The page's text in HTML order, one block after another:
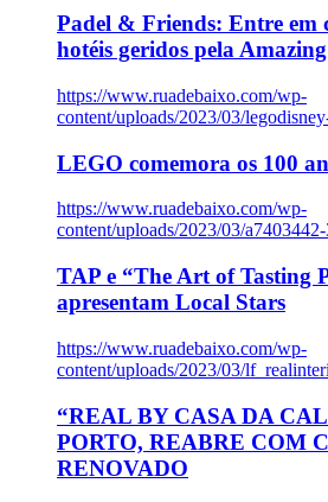
Padel & Friends: Entre em
hotéis geridos pela
https://www.ruadebaixo.com/wp-
content/uploads/2023/03/
LEGO comemora os 100
https://www.ruadebaixo.com/wp-
content/uploads/2023/03/
TAP e “The Art of Tasting
apresentam Local Stars
https://www.ruadebaixo.com/wp-
content/uploads/2023/03/
“REAL BY CASA DA
PORTO, REABRE COM
RENOVADO